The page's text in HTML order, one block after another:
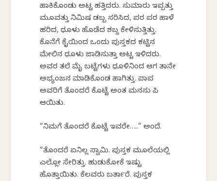
ಹಾಕಿಕೊಂಡು ಅಟ್ಟ ಹತ್ತಿದರು. ಸುಮಾರು ಇಪ್ಪತ್ತು
ಮೂವತ್ತು ನಿಮಿಷ ಡಬ್ಬ ಸರಿಸಿದ, ಪರ ಪರ ಹಾಳೆ
ಹರಿದ, ಧೂಳು ಹೊಡೆದ ಶಬ್ದ ಕೇಳಿಸುತ್ತಿತ್ತು.
ಕೊನೆಗೆ ಕೈಯಿಂದ ಒಂದು ಪುಸ್ತಕದ ಕಟ್ಟಿನ
ಮೇಲಿನ ಧೂಳು ಜಾಡಿಸುತ್ತಾ ಅಟ್ಟ ಇಳಿದರು.
ಅವರ ತಲೆ ಮೈ ಬಟ್ಟೆಗಳು ಧೂಳಿನಿಂದ ಆಗ ತಾನೇ
ಅಭ್ಯಂಜನ ಮಾಡಿಕೊಂಡ ಹಾಗಿತ್ತು. ಪಾಪ
ಅವರಿಗೆ ತೊಂದರೆ ಕೊಟ್ಟೆ ಅಂತ ಮನಸು ಪಿಚ್
ಆಯಿತು.
“ನಿಮಗೆ ತೊಂದರೆ ಕೊಟ್ಟೆ ಇವರೇ…..” ಅಂದೆ.
“ತೊಂದರೆ ಏನಿಲ್ಲ ಸ್ವಾಮಿ. ಪುಸ್ತಕ ಮೂಲೆಯಲ್ಲಿ
ಎಲ್ಲೋ ಸೇರಿತ್ತು. ಹುಡುಕೋಕೆ ಇಷ್ಟು
ಹೊತ್ತಾಯಿತು. ಕೆಲವರು ಬರ್ತಾರೆ. ಪುಸ್ತಕ